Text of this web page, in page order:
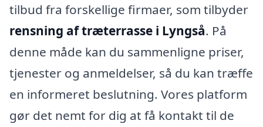
tilbud fra forskellige firmaer, som tilbyder
rensning af træterrasse i Lyngså. På
denne måde kan du sammenligne priser,
tjenester og anmeldelser, så du kan træffe
en informeret beslutning. Vores platform
gør det nemt for dig at få kontakt til de